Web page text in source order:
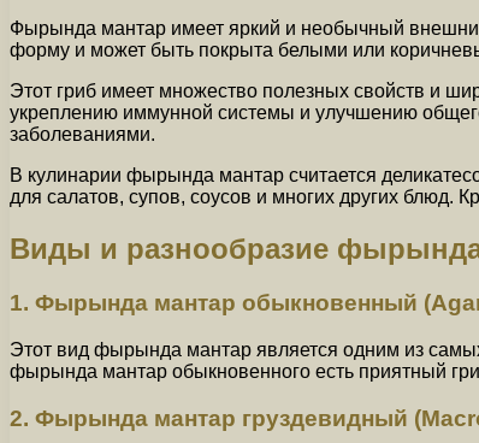
Фырында мантар имеет яркий и необычный
форму и может быть покрыта белыми или
Этот гриб имеет множество полезных свойств и
укреплению иммунной системы и улучшению
заболеваниями.
В кулинарии фырында мантар считается
для салатов, супов, соусов и многих других блюд.
Виды и разнообразие
1. Фырында мантар обыкновенный
Этот вид фырында мантар является одним из
фырында мантар обыкновенного есть приятный
2. Фырында мантар груздевидный